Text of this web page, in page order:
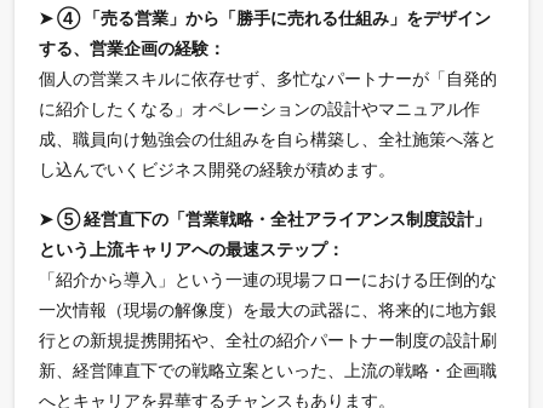
➤ ④ 「売る営業」から「勝手に売れる仕組み」をデザイン
する、営業企画の経験：
個人の営業スキルに依存せず、多忙なパートナーが「自発的
に紹介したくなる」オペレーションの設計やマニュアル作
成、職員向け勉強会の仕組みを自ら構築し、全社施策へ落と
し込んでいくビジネス開発の経験が積めます。
➤ ⑤ 経営直下の「営業戦略・全社アライアンス制度設計」
という上流キャリアへの最速ステップ：
「紹介から導入」という一連の現場フローにおける圧倒的な
一次情報（現場の解像度）を最大の武器に、将来的に地方銀
行との新規提携開拓や、全社の紹介パートナー制度の設計刷
新、経営陣直下での戦略立案といった、上流の戦略・企画職
へとキャリアを昇華するチャンスもあります。